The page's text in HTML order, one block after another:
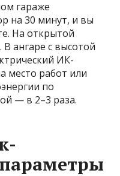
гараже
на 30 минут, и вы
На открытой
ангаре с высотой
ИК-
место работ или
по
— в 2–3 раза.